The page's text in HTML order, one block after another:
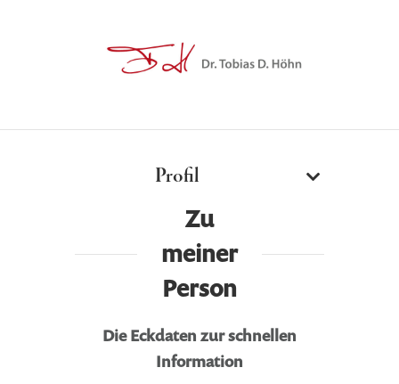
Profil
Zu
meiner
Person
Die Eckdaten zur schnellen
Information